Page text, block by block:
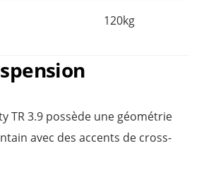
120kg
TR 3.9 possède une géométrie
avec des accents de cross-